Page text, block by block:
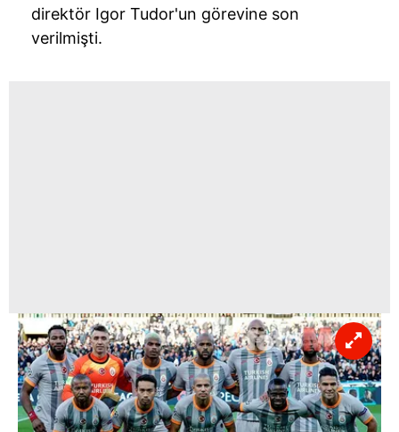
direktör Igor Tudor'un görevine son
verilmişti.